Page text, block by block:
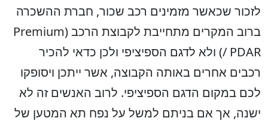
לזכור שכאשר מזמינים רכב שכור, חברת ההשכרה
ברוב המקרים מתחייבת לקבוצת הרכב (Premium
/ PDAR) ולא לדגם הספיציפי ולכן כדאי להכיר
רכבים אחרים באותה הקבוצה, אשר ייתכן ויסופקו
לכם במקום הדגם הספיציפי. לרוב האנשים זה לא
ישנה, אך אם בניתם למשל על נפח תא המטען של